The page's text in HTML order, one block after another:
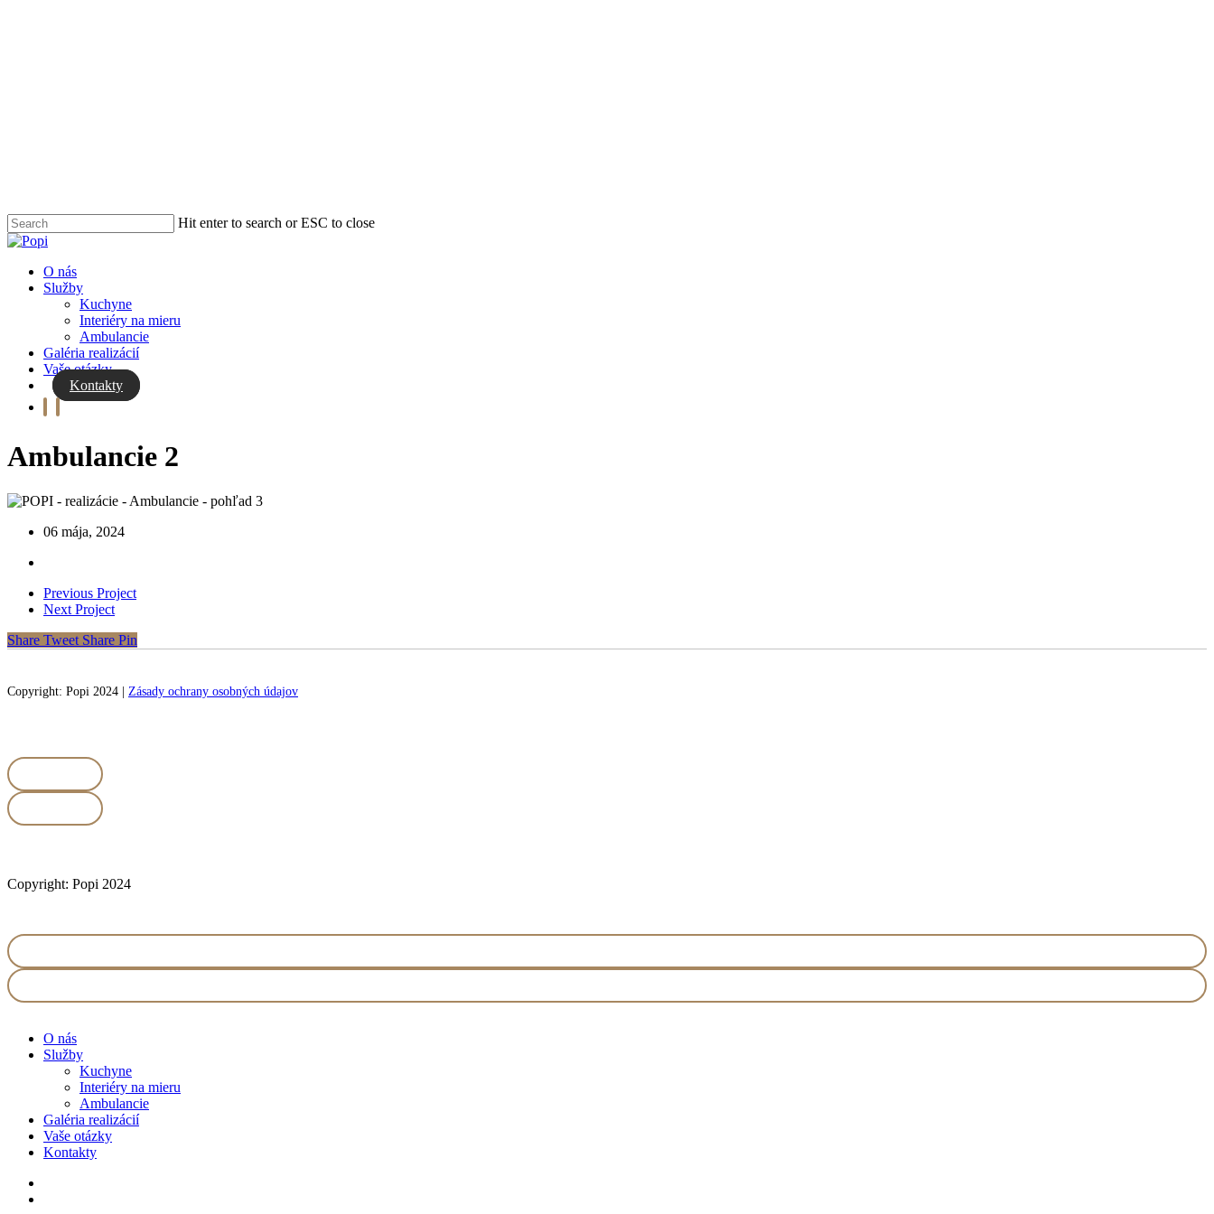
Hit enter to search or ESC to close
Close
Menu
O nás
Služby
Kuchyne
Interiéry na mieru
Ambulancie
Galéria realizácií
Vaše otázky
Kontakty
facebook
instagram
Ambulancie 2
06 mája, 2024
Previous Project
Next Project
Share Tweet Share Pin
Copyright: Popi 2024 | Zásady ochrany osobných údajov
Copyright: Popi 2024
Close
Menu
O nás
Služby
Kuchyne
Interiéry na mieru
Ambulancie
Galéria realizácií
Vaše otázky
Kontakty